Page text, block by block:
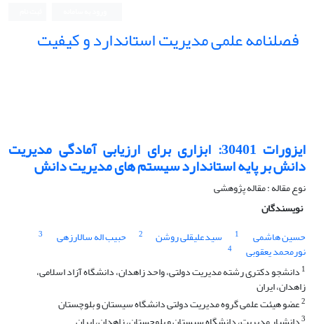
فصلنامه علمی مدیریت استاندارد و کیفیت
ایزورات 30401: ابزاری برای ارزیابی آمادگی مدیریت
دانش بر پایه استاندارد سیستم های مدیریت دانش
نوع مقاله : مقاله پژوهشی
نویسندگان
حسین هاشمی
1 سیدعلیقلی روشن 2 حبیب اله سالارزهی 3
نورمحمد یعقوبی
4
1 دانشجو دکتری رشته مدیریت دولتی، واحد زاهدان، دانشگاه آزاد اسلامی،
زاهدان، ایران
2عضو هیئت علمی گروه مدیریت دولتی دانشگاه سیستان و بلوچستان
3